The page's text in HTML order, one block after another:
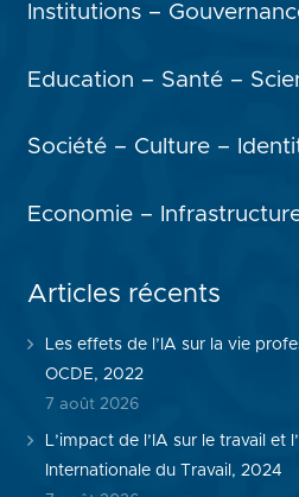
Institutions –
Education – Santé –
Société – Culture –
Economie –
Articles récents
Les effets de l’IA sur la vie
OCDE, 2022
7 août 2026
L’impact de l’IA sur le travail et
Internationale du Travail, 2024